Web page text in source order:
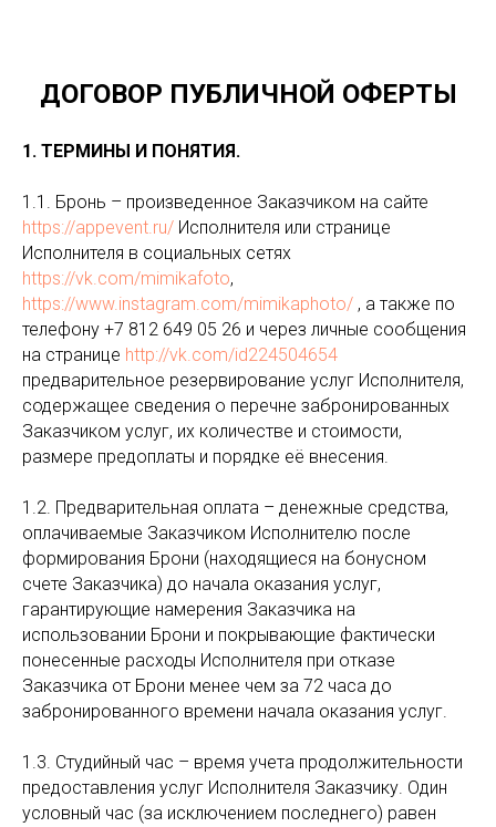
ДОГОВОР ПУБЛИЧНОЙ ОФЕРТЫ
1. ТЕРМИНЫ И ПОНЯТИЯ.
1.1. Бронь – произведенное Заказчиком на сайте
https://appevent.ru/ Исполнителя или странице
Исполнителя в социальных сетях
https://vk.com/mimikafoto,
https://www.instagram.com/mimikaphoto/ , а также по
телефону +7 812 649 05 26 и через личные сообщения
на странице http://vk.com/id224504654
предварительное резервирование услуг Исполнителя,
содержащее сведения о перечне забронированных
Заказчиком услуг, их количестве и стоимости,
размере предоплаты и порядке её внесения.
1.2. Предварительная оплата – денежные средства,
оплачиваемые Заказчиком Исполнителю после
формирования Брони (находящиеся на бонусном
счете Заказчика) до начала оказания услуг,
гарантирующие намерения Заказчика на
использовании Брони и покрывающие фактически
понесенные расходы Исполнителя при отказе
Заказчика от Брони менее чем за 72 часа до
забронированного времени начала оказания услуг.
1.3. Студийный час – время учета продолжительности
предоставления услуг Исполнителя Заказчику. Один
условный час (за исключением последнего) равен